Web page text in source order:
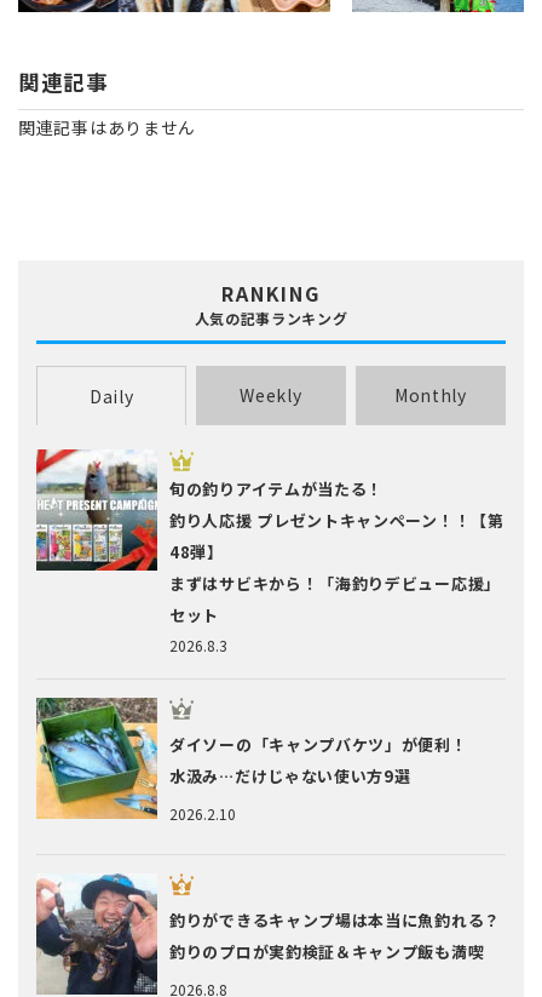
関連記事
関連記事はありません
RANKING
人気の記事ランキング
Daily Weekly Monthly
2026.8.3
旬の釣りアイテムが当たる！
釣り人応援 プレゼントキャンペーン！！【第
48弾】
まずはサビキから！「海釣りデビュー応援」
セット
2026.2.10
ダイソーの「キャンプバケツ」が便利！
水汲み…だけじゃない使い方9選
2026.8.8
釣りができるキャンプ場は本当に魚釣れる？
釣りのプロが実釣検証＆キャンプ飯も満喫